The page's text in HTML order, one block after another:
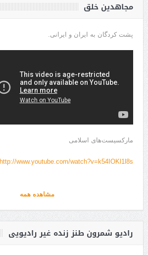
مجاهدین خلق
پشت کردگان به ایران و ایرانی.
مارکسیست‌های اسلامی
http://www.youtube.com/watch?v=k54IOKl1l8s
مشاهده همه
رادیو شمرون طنز زنده غیر رادیویی